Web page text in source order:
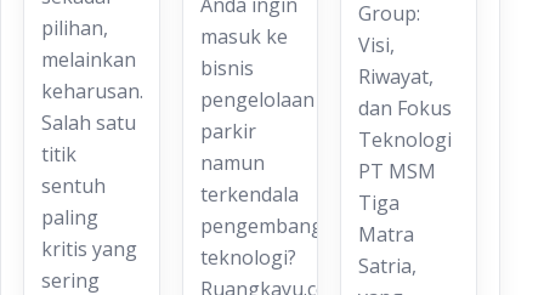
pilihan,
melainkan
keharusan.
Salah satu
titik
sentuh
paling
kritis yang
sering
masuk ke
bisnis
pengelolaan
parkir
namun
terkendala
pengembangan
teknologi?
Ruangkayu.com
Group:
Visi,
Riwayat,
dan Fokus
Teknologi
PT MSM
Tiga
Matra
Satria,